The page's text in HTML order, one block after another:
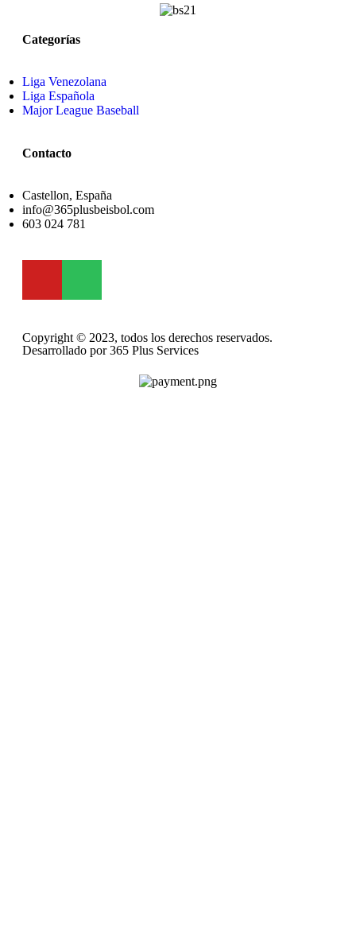
Categorías
Liga Venezolana
Liga Española
Major League Baseball
Contacto
Castellon, España
info@365plusbeisbol.com
603 024 781
Copyright © 2023, todos los derechos reservados.
Desarrollado por 365 Plus Services